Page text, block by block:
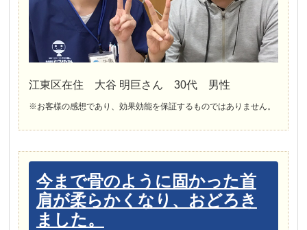
江東区在住 大谷 明巨さん 30代 男性
※お客様の感想であり、効果効能を保証するものではありません。
今まで骨のように固かった首
肩が柔らかくなり、おどろき
ました。